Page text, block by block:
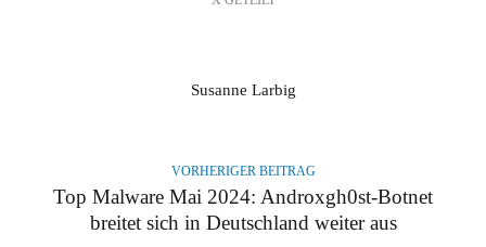
Susanne Larbig
VORHERIGER BEITRAG
Top Malware Mai 2024: Androxgh0st-Botnet
breitet sich in Deutschland weiter aus